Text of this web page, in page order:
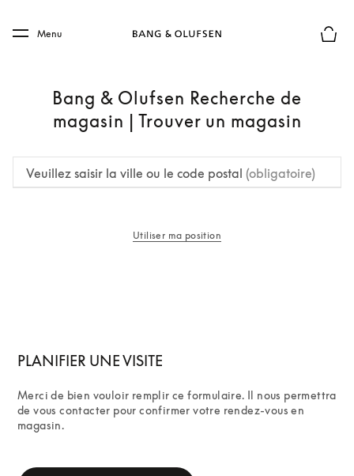
Skip to main footer
Menu
Bang & Olufsen Recherche de
magasin | Trouver un magasin
Veuillez saisir la ville ou le code postal (obligatoire)
Utiliser ma position
PLANIFIER UNE VISITE
Merci de bien vouloir remplir ce formulaire. Il nous permettra
de vous contacter pour confirmer votre rendez-vous en
magasin.